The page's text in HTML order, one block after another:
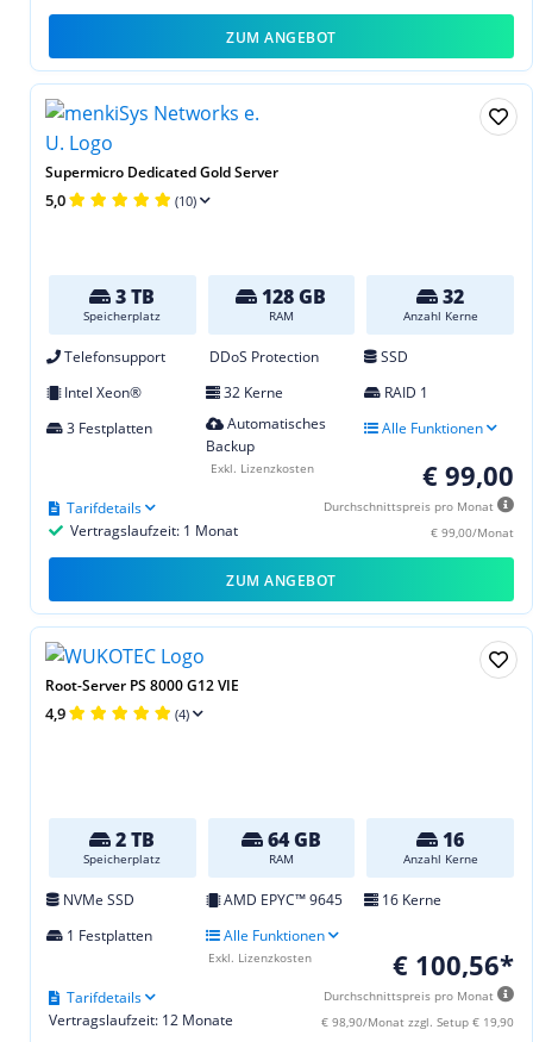
ZUM ANGEBOT
Supermicro Dedicated Gold Server
5,0 (10)
3 TB
Speicherplatz
128 GB
RAM
32
Anzahl Kerne
Telefonsupport DDoS Protection
SSD
Intel Xeon®
32 Kerne
RAID 1
3 Festplatten
Automatisches
Backup
Alle Funktionen
€ 99,00
Durchschnittspreis pro Monat
€ 99,00/Monat
Vertragslaufzeit: 1 Monat
Tarifdetails
Exkl. Lizenzkosten
ZUM ANGEBOT
Root-Server PS 8000 G12 VIE
4,9 (4)
2 TB
Speicherplatz
64 GB
RAM
16
Anzahl Kerne
NVMe SSD AMD EPYC™ 9645
16 Kerne
1 Festplatten
Alle Funktionen
€ 100,56*
Durchschnittspreis pro Monat
€ 98,90/Monat zzgl. Setup € 19,90
Vertragslaufzeit: 12 Monate
Tarifdetails
Exkl. Lizenzkosten